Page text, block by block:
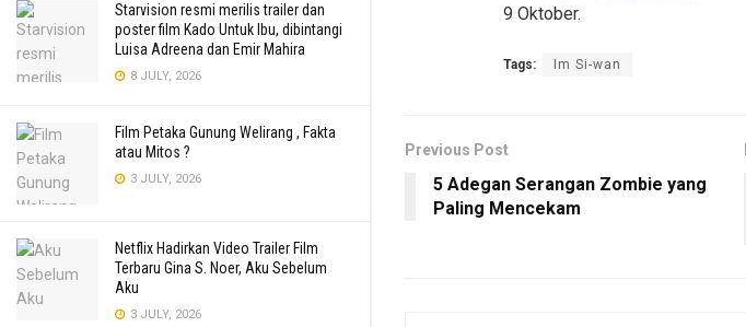
Starvision resmi merilis trailer dan
poster film Kado Untuk Ibu, dibintangi
Luisa Adreena dan Emir Mahira
8 JULY, 2026
Film Petaka Gunung Welirang , Fakta
atau Mitos ?
3 JULY, 2026
Netflix Hadirkan Video Trailer Film
Terbaru Gina S. Noer, Aku Sebelum
Aku
3 JULY, 2026
9 Oktober.
Tags: Im Si-wan
Previous Post
5 Adegan Serangan Zombie yang
Paling Mencekam